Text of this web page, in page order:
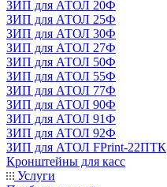
ЗИП для АТОЛ 20Ф
ЗИП для АТОЛ 25Ф
ЗИП для АТОЛ 30Ф
ЗИП для АТОЛ 27Ф
ЗИП для АТОЛ 50Ф
ЗИП для АТОЛ 55Ф
ЗИП для АТОЛ 77Ф
ЗИП для АТОЛ 90Ф
ЗИП для АТОЛ 91Ф
ЗИП для АТОЛ 92Ф
ЗИП для АТОЛ FPrint-22ПТК
Кронштейны для касс
Услуги